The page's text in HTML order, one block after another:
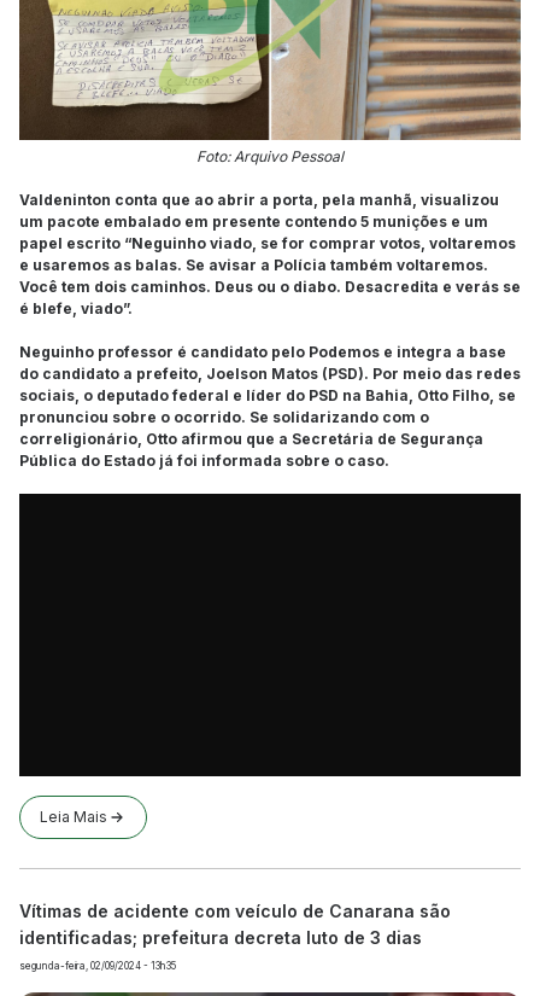
Foto: Arquivo Pessoal
Valdeninton conta que ao abrir a porta, pela manhã, visualizou
um pacote embalado em presente contendo 5 munições e um
papel escrito “Neguinho viado, se for comprar votos, voltaremos
e usaremos as balas. Se avisar a Polícia também voltaremos.
Você tem dois caminhos. Deus ou o diabo. Desacredita e verás se
é blefe, viado”.
Neguinho professor é candidato pelo Podemos e integra a base
do candidato a prefeito, Joelson Matos (PSD). Por meio das redes
sociais, o deputado federal e líder do PSD na Bahia, Otto Filho, se
pronunciou sobre o ocorrido. Se solidarizando com o
correligionário, Otto afirmou que a Secretária de Segurança
Pública do Estado já foi informada sobre o caso.
Leia Mais
Vítimas de acidente com veículo de Canarana são
identificadas; prefeitura decreta luto de 3 dias
segunda-feira, 02/09/2024 - 13h35